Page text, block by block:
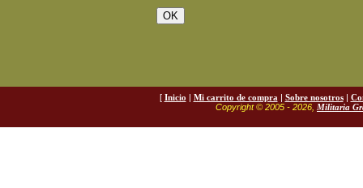
[ Inicio | Mi carrito de compra | Sobre nosotros|
Copyright © 2005 - 2026, Militaria